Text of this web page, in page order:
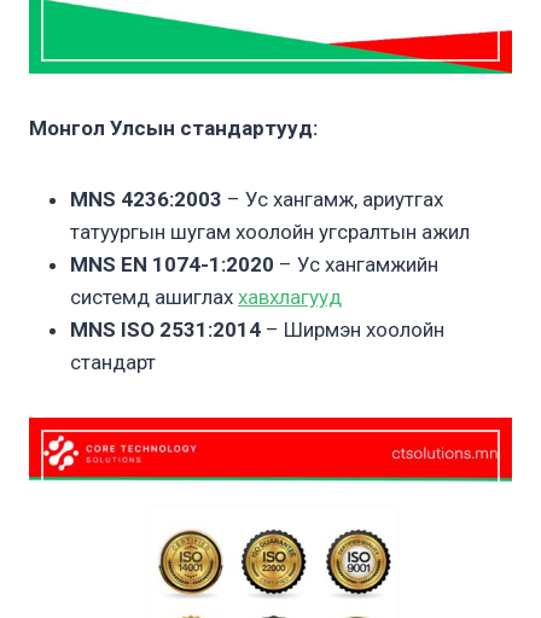
Монгол Улсын стандартууд:
MNS 4236:2003 – Ус хангамж, ариутгах
татуургын шугам хоолойн угсралтын ажил
MNS EN 1074-1:2020 – Ус хангамжийн
системд ашиглах хавхлагууд
MNS ISO 2531:2014 – Ширмэн хоолойн
стандарт